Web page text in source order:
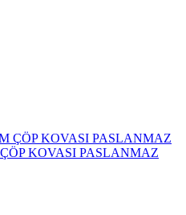
KOVASI PASLANMAZ